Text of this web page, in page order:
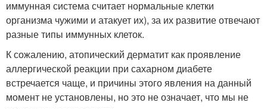
иммунная система считает нормальные клетки
организма чужими и атакует их), за их развитие отвечают
разные типы иммунных клеток.
К сожалению, атопический дерматит как проявление
аллергической реакции при сахарном диабете
встречается чаще, и причины этого явления на данный
момент не установлены, но это не означает, что мы не